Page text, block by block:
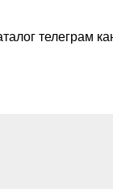
телеграм